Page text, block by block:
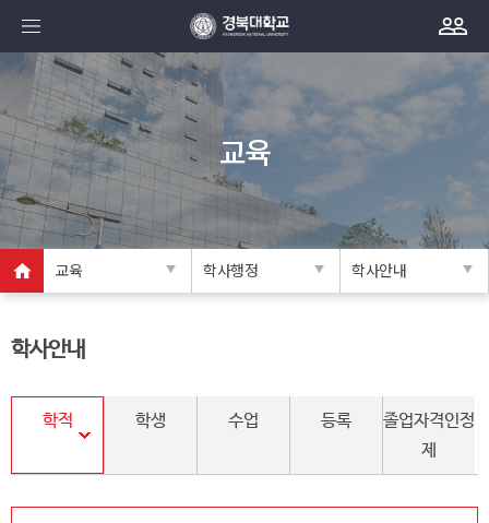
교육
교육 학사행정 학사안내
학사안내
학적 학생 수업 등록
졸업자격인정
제